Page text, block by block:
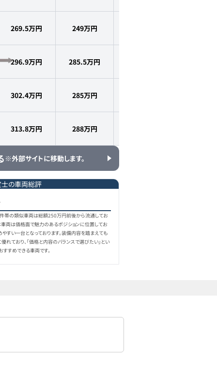
269.5万円 249万円
296.9万円 285.5万円
302.4万円 285万円
313.8万円 288万円
※外部サイトに移動します。
の車両総評
帯の類似車両は総額250万円前後から流通してお
車両は価格面で魅力のあるポジションに位置してお
すい一台となっております。装備内容を踏まえても
れており、「価格と内容のバランスで選びたい」とい
すめできる車両です。